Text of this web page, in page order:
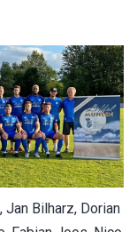
Jan Bilharz, Dorian